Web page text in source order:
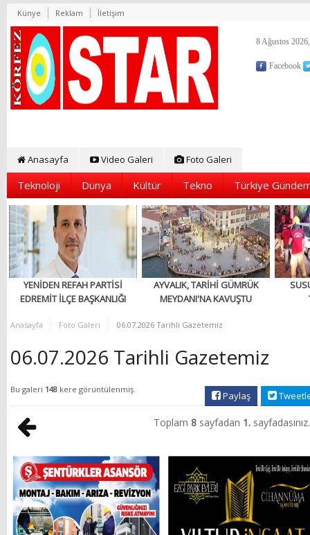
Künye Reklam İletişim
8 Ağustos
Facebook
Anasayfa Video Galeri Foto Galeri
Teknoloji Dünya Kültür Tekno Türkiye
YENİDEN REFAH PARTİSİ
EDREMİT İLÇE BAŞKANLIĞI
AÇILIYOR!
AYVALIK, TARİHİ GÜMRÜK
MEYDANI'NA KAVUŞTU
Anasayfa Foto Galeri 06.07.2026 Tarihli Gazetemiz
06.07.2026 Tarihli Gazetemiz
Bu galeri 148 kere görüntülenmiş.
Paylaş
Toplam 8 sayfadan 1. sayfadasınız.